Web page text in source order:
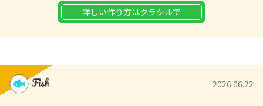
白だし…大さじ3
詳しい作り方はクラシルで
2026.06.22